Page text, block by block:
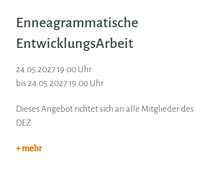
Enneagrammatische
EntwicklungsArbeit
24.05.2027 19:00 Uhr
bis 24.05.2027 19:00 Uhr
Dieses Angebot richtet sich an alle Mitglieder des
DEZ
+ mehr